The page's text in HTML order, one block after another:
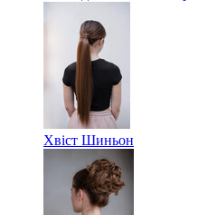
Хвіст Шиньон